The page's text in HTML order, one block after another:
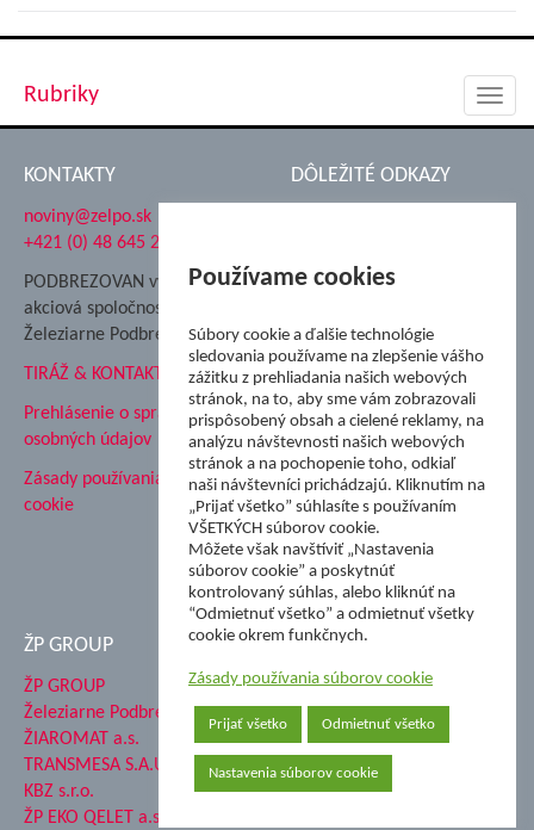
Rubriky
KONTAKTY
noviny@zelpo.sk
+421 (0) 48 645 2711
PODBREZOVAN vydáva
akciová spoločnosť
Železiarne Podbrezová
TIRÁŽ & KONTAKT
Prehlásenie o spracovaní
osobných údajov
Zásady používania súborov
cookie
DÔLEŽITÉ ODKAZY
Nadácia Železiarne
ŽP Informatika s.r.o.
ŠK Železiarne Podbrezová
Tále a.s.
ŽP GROUP
ŽP GROUP
Železiarne Podbrezová a.s.
ŽIAROMAT a.s.
TRANSMESA S.A.U.
KBZ s.r.o.
ŽP EKO QELET a.s.
Používame cookies
Súbory cookie a ďalšie technológie
sledovania používame na zlepšenie vášho
zážitku z prehliadania našich webových
stránok, na to, aby sme vám zobrazovali
prispôsobený obsah a cielené reklamy, na
analýzu návštevnosti našich webových
stránok a na pochopenie toho, odkiaľ
naši návštevníci prichádzajú. Kliknutím na
„Prijať všetko” súhlasíte s používaním
VŠETKÝCH súborov cookie.
Môžete však navštíviť „Nastavenia
súborov cookie” a poskytnúť
kontrolovaný súhlas, alebo kliknúť na
“Odmietnuť všetko” a odmietnuť všetky
cookie okrem funkčnych.
Zásady používania súborov cookie
Prijať všetko Odmietnuť všetko
Nastavenia súborov cookie